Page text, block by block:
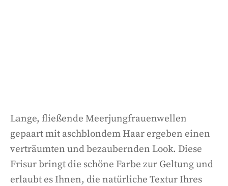
Lange, fließende Meerjungfrauenwellen
gepaart mit aschblondem Haar ergeben einen
verträumten und bezaubernden Look. Diese
Frisur bringt die schöne Farbe zur Geltung und
erlaubt es Ihnen, die natürliche Textur Ihres